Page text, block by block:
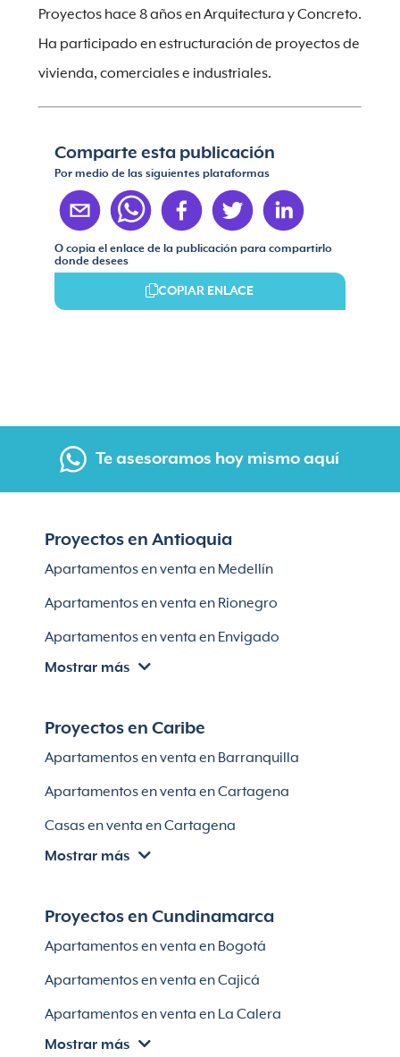
Proyectos hace 8 años en Arquitectura y Concreto.
Ha participado en estructuración de proyectos de
vivienda, comerciales e industriales.
Comparte esta publicación
Por medio de las siguientes plataformas
O copia el enlace de la publicación para compartirlo
donde desees
COPIAR ENLACE
Te asesoramos hoy mismo aquí
Proyectos en Antioquia
Apartamentos en venta en Medellín
Apartamentos en venta en Rionegro
Apartamentos en venta en Envigado
Apartamentos en venta en Itagüí
Apartamentos en venta en Bello
Mostrar más
Proyectos en Caribe
Apartamentos en venta en Barranquilla
Apartamentos en venta en Cartagena
Casas en venta en Cartagena
Villas en Cartagena
Apartamentos en venta en Soledad
Mostrar más
Proyectos en Cundinamarca
Apartamentos en venta en Bogotá
Apartamentos en venta en Cajicá
Apartamentos en venta en La Calera
Apartamentos en venta en Chía
Mostrar más